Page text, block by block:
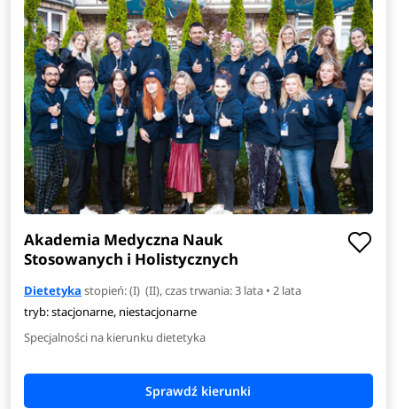
Akademia Medyczna Nauk
Stosowanych i Holistycznych
Dietetyka stopień: (I) (II), czas trwania: 3 lata • 2 lata
tryb: stacjonarne, niestacjonarne
Specjalności na kierunku dietetyka